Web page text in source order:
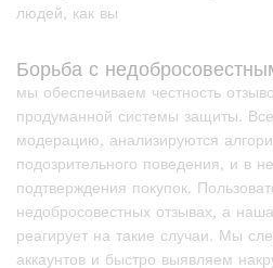
людей, как вы
Борьба с
мы обеспечиваем честность
продуманной системы защиты.
модерацию, анализируются
подозрительного поведения, и в
подтверждения покупок.
недобросовестных отзывах, а
реагирует на такие случаи. Мы
аккаунтов и быстро выявляем